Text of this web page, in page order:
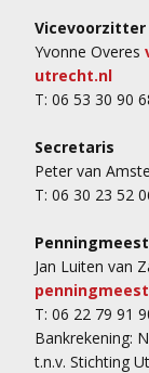
Vicevoorzitter
Yvonne Overes
utrecht.nl
T: 06 53 30 90
Secretaris
Peter van
T: 06 30 23 52
Jan Luiten van
T: 06 22 79 91
Bankrekening:
t.n.v. Stichting